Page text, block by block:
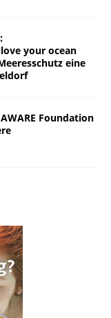
your ocean
eine
Foundation